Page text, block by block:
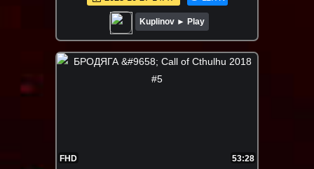
Kuplinov ► Play
FHD 53:28